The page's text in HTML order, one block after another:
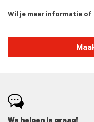
Wil je meer informatie of